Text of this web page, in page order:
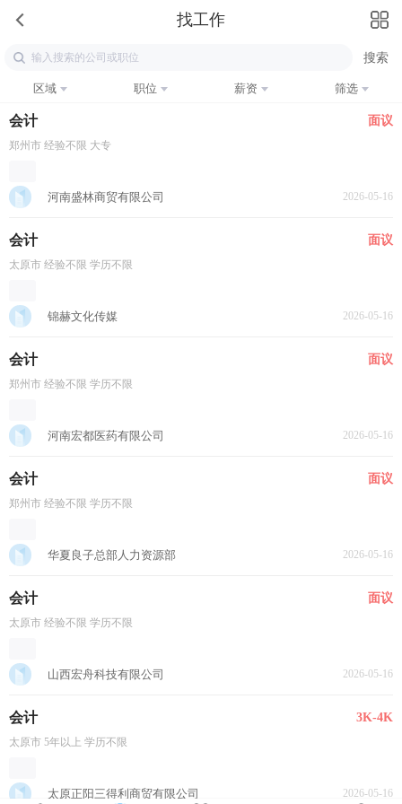
找工作
区域 职位 薪资 筛选
会计 面议
郑州市 经验不限 大专
河南盛林商贸有限公司 2026-05-16
会计 面议
太原市 经验不限 学历不限
锦赫文化传媒 2026-05-16
会计 面议
郑州市 经验不限 学历不限
河南宏都医药有限公司 2026-05-16
会计 面议
郑州市 经验不限 学历不限
华夏良子总部人力资源部 2026-05-16
会计 面议
太原市 经验不限 学历不限
山西宏舟科技有限公司 2026-05-16
会计 3K-4K
太原市 5年以上 学历不限
太原正阳三得利商贸有限公司 2026-05-16